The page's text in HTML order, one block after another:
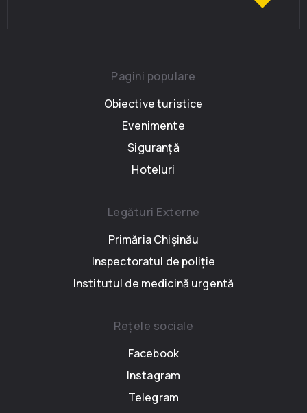
Pagini populare
Obiective turistice
Evenimente
Siguranță
Hoteluri
Legături Externe
Primăria Chișinău
Inspectoratul de poliție
Institutul de medicină urgentă
Rețele sociale
Facebook
Instagram
Telegram